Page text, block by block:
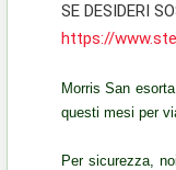
SE DESIDERI
https://
Morris San
questi mesi per
Per sicurezza,